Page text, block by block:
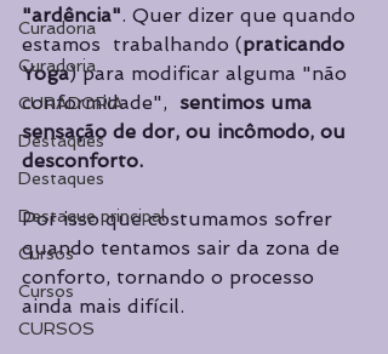
Curadoria
Curadoria
CURADORIA
Destaques
Destaques
Destaque principal
Cursos
Cursos
CURSOS
"ardência". Quer dizer que quando
estamos  trabalhando (praticando
Yoga) para modificar alguma "não
conformidade", sentimos uma
sensação de dor, ou incômodo, ou
desconforto.
Por isso que costumamos sofrer
quando tentamos sair da zona de
conforto, tornando o processo
ainda mais difícil.